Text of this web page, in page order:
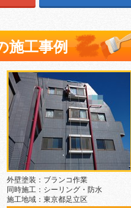
施工事例
外壁塗装：ブランコ作業
同時施工：シーリング・防水
施工地域：東京都足立区